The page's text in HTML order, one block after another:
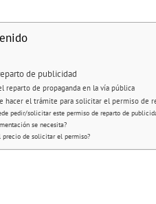
de publicidad
reparto de propaganda en la vía pública
hacer el trámite para solicitar el permiso de
pedir/solicitar este permiso de reparto de
se necesita?
precio de solicitar el permiso?